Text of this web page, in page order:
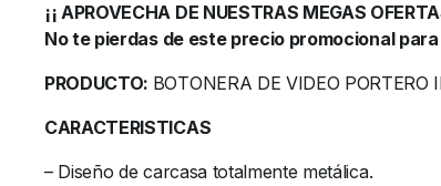
¡¡ APROVECHA DE NUESTRAS MEGAS
No te pierdas de este precio promocional
PRODUCTO: BOTONERA DE VIDEO PORTERO
CARACTERISTICAS
– Diseño de carcasa totalmente metálica.